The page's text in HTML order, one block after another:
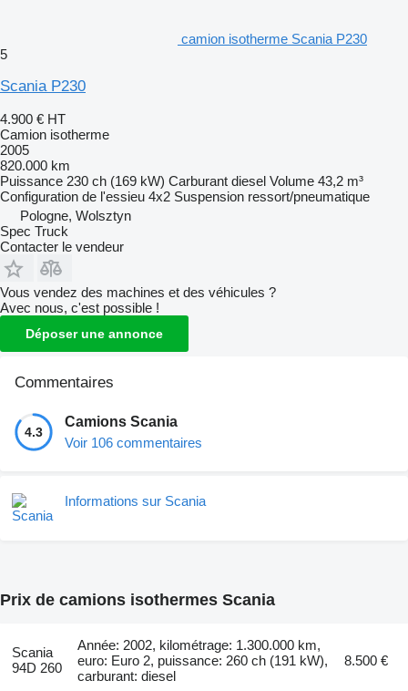
camion isotherme Scania P230
5
Scania P230
4.900 € HT
Camion isotherme
2005
820.000 km
Puissance 230 ch (169 kW) Carburant diesel Volume 43,2 m³
Configuration de l'essieu 4x2 Suspension ressort/pneumatique
Pologne, Wolsztyn
Spec Truck
Contacter le vendeur
Vous vendez des machines et des véhicules ?
Avec nous, c'est possible !
Déposer une annonce
Commentaires
4.3
Camions Scania
Voir 106 commentaires
Informations sur Scania
Prix de camions isothermes Scania
Scania
94D 260
Année: 2002, kilométrage: 1.300.000 km,
euro: Euro 2, puissance: 260 ch (191 kW),
carburant: diesel
8.500 €